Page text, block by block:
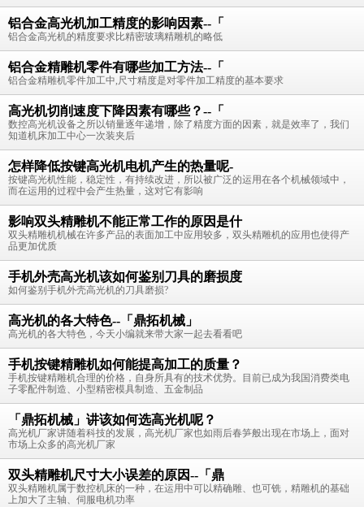
铝合金高光机加工精度的影响因素--「
铝合金高光机的精度要求比精密玻璃精雕机的略低
铝合金精雕机零件有哪些加工方法--「
铝合金精雕机零件加工中,尺寸精度是对零件加工精度的基本要求
高光机切削速度下降因素有哪些？--「
数控高光机设备之所以销量逐年递增，除了精度方面的因素，就是效率了，我们
知道机床加工中心一次装夹后
怎样降低按键高光机电机产生的热量呢-
按键高光机性能，稳定性，有持续改进，所以被广泛的运用在各个机械领域中，
而在运用的过程中会产生热量，这对它有影响
影响双头精雕机不能正常工作的原因是什
双头精雕机机械在许多产品的表面加工中应用较多，双头精雕机的应用也使得产
品更加优质
手机外壳高光机该如何鉴别刀具的磨损度
如何鉴别手机外壳高光机的刀具磨损?
高光机的各大特色--「鼎拓机械」
高光机的各大特色，今天小编就来带大家一起去看看吧
手机按键精雕机如何能提高加工的质量？
手机按键精雕机合理的价格，自身所具有的技术优势。目前已成为我国消费类电
子零配件制造、小型精密模具制造、五金制品
「鼎拓机械」讲该如何选高光机呢？
高光机厂家讲随着科技的发展，高光机厂家也如雨后春笋般出现在市场上，面对
市场上众多的高光机厂家
双头精雕机尺寸大小误差的原因--「鼎
双头精雕机属于数控机床的一种，在运用中可以精确雕、也可铣，精雕机的基础
上加大了主轴、伺服电机功率